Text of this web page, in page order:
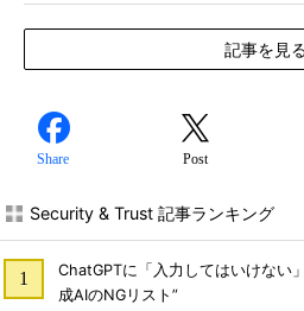
記事を見
Share Post
Security & Trust 記事ランキング
ChatGPTに「入力してはいけな
成AIのNGリスト”